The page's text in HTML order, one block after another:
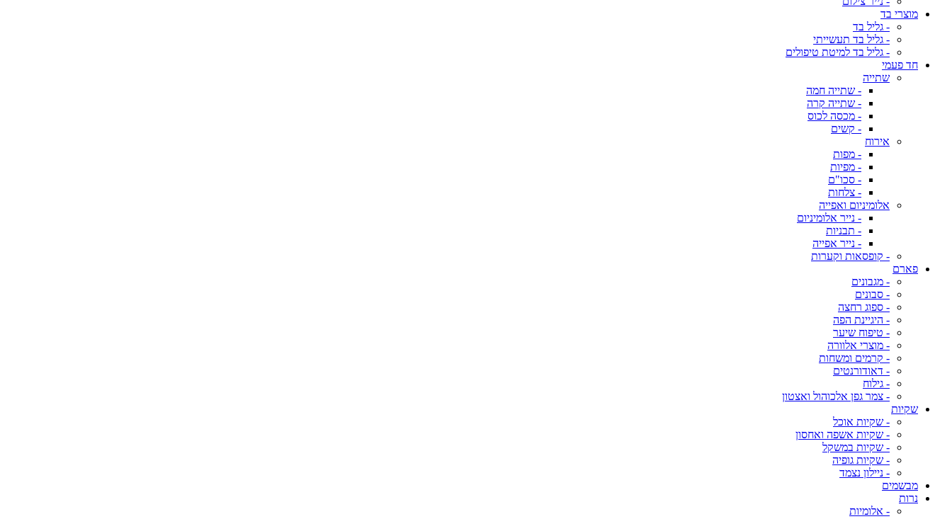
מוצרי בד
- גליל בד
- גליל בד תעשייתי
- גליל בד למיטת טיפולים
חד פעמי
שתייה
- שתייה חמה
- שתייה קרה
- מכסה לכוס
- קשים
אירוח
- מפות
- מפיות
- סכו"ם
- צלחות
אלומיניום ואפייה
- נייר אלומיניום
- תבניות
- נייר אפייה
- קופסאות וקערות
פארם
- מגבונים
- סבונים
- ספוג רחצה
- היגיינת הפה
- טיפוח שיער
- מוצרי אלוורה
- קרמים ומשחות
- דאודורנטים
- גילוח
- צמר גפן אלכוהול ואצטון
שקיות
- שקיות אוכל
- שקיות אשפה ואחסון
- שקיות במשקל
- שקיות גופיה
- ניילון נצמד
מבשמים
נרות
- אלומיות